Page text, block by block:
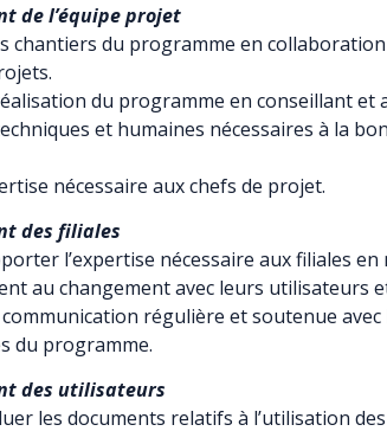
de l’équipe projet
chantiers du programme en
du programme en conseillant et
et humaines nécessaires à la
nécessaire aux chefs de projet.
des filiales
l’expertise nécessaire aux filiales en
au changement avec leurs utilisateurs
régulière et soutenue
du programme.
des utilisateurs
les documents relatifs à l’utilisation